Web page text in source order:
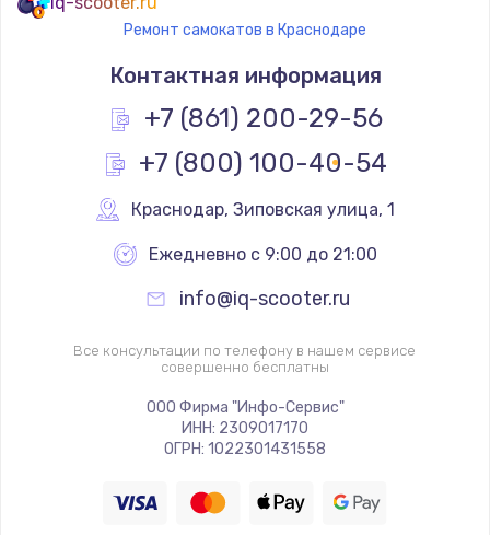
Ремонт самокатов в Краснодаре
Контактная информация
+7 (861) 200-29-56
+7 (800) 100-40-54
Краснодар, Зиповская улица, 1
Ежедневно с 9:00 до 21:00
info@iq-scooter.ru
Все консультации по телефону в нашем сервисе
совершенно бесплатны
ООО Фирма "Инфо-Сервис"
ИНН: 2309017170
ОГРН: 1022301431558